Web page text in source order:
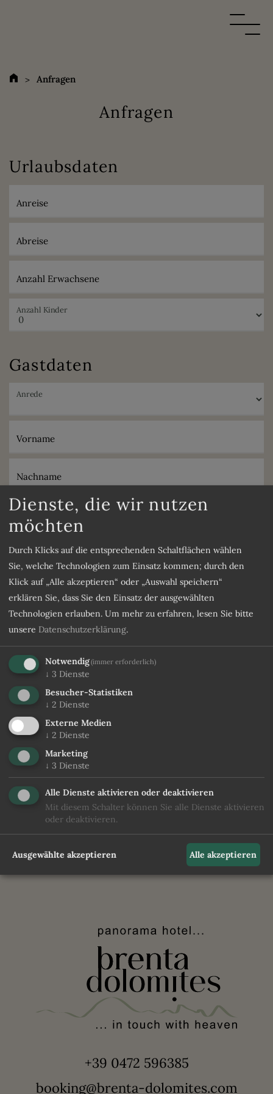
Anfragen
Anfragen
Urlaubsdaten
Anreise
Abreise
Anzahl Erwachsene
Anzahl Kinder
Gastdaten
Anrede
Vorname
Nachname
E-Mail
Telefon
Gewünschte Verpflegung
Anmerkung
Ich stimme den
Unverbindlich anfragen
+39 0472 596385
booking@brenta-dolomites.com
Dienste, die wir nutzen
möchten
Durch Klicks auf die entsprechenden Schaltflächen wählen
Sie, welche Technologien zum Einsatz kommen; durch den
Klick auf „Alle akzeptieren“ oder „Auswahl speichern“
erklären Sie, dass Sie den Einsatz der ausgewählten
Technologien erlauben. Um mehr zu erfahren, lesen Sie bitte
unsere Datenschutzerklärung.
Notwendig(immer erforderlich)
↓ 3 Dienste
Besucher-Statistiken
↓ 2 Dienste
Externe Medien
↓ 2 Dienste
Marketing
↓ 3 Dienste
Alle Dienste aktivieren oder deaktivieren
Mit diesem Schalter können Sie alle Dienste aktivieren
oder deaktivieren.
Ausgewählte akzeptieren Alle akzeptieren